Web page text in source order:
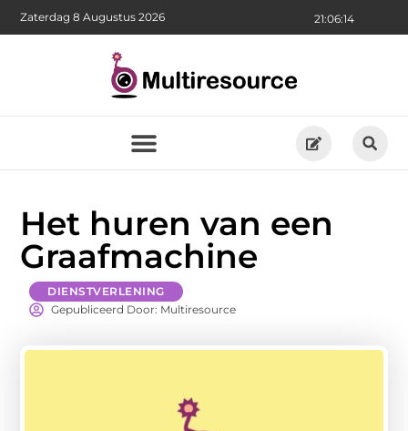
21:06:16
Zaterdag 8 Augustus 2026
Het huren van een
Graafmachine
DIENSTVERLENING
Gepubliceerd Door: Multiresource